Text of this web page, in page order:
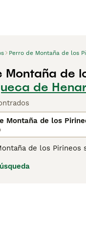
Perro de Montaña de los
Montaña de
de
Montaña de los
de los Pirineos
perro ideal para la
tiempo para
página de consejos de